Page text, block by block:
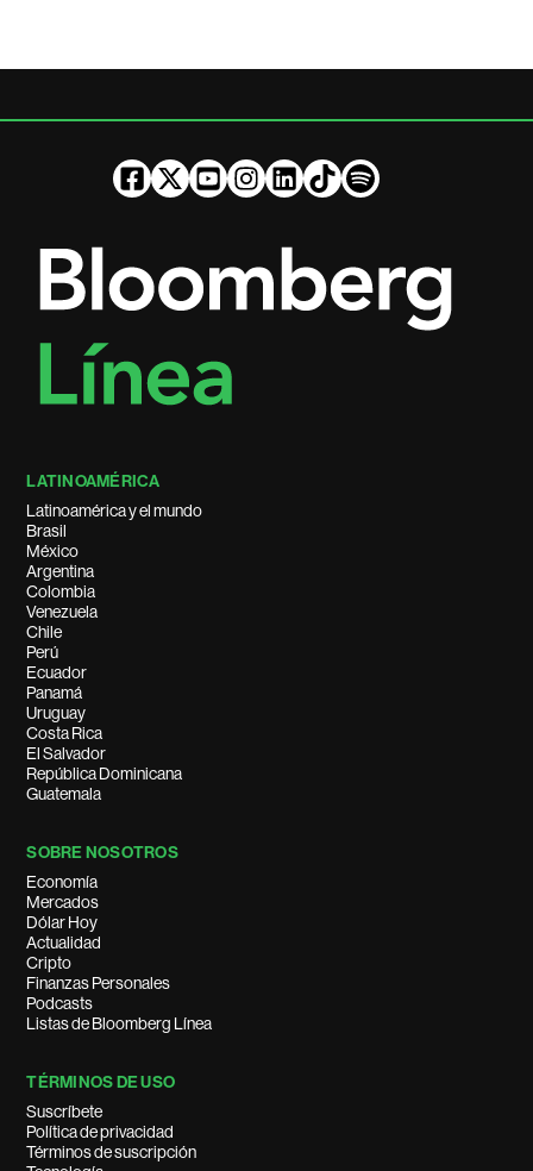
LATINOAMÉRICA
Latinoamérica y el mundo
Brasil
México
Argentina
Colombia
Venezuela
Chile
Perú
Ecuador
Panamá
Uruguay
Costa Rica
El Salvador
República Dominicana
Guatemala
SOBRE NOSOTROS
Economía
Mercados
Dólar Hoy
Actualidad
Cripto
Finanzas Personales
Podcasts
Listas de Bloomberg Línea
TÉRMINOS DE USO
Suscríbete
Política de privacidad
Términos de suscripción